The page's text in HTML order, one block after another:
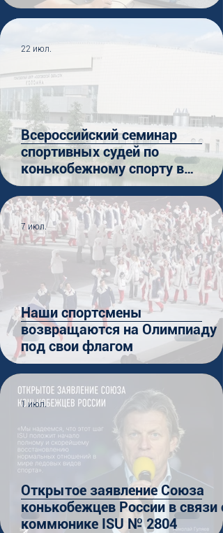
Всероссийский семинар
спортивных судей по
конькобежному спорту в
Коломне
22 июл.
Наши спортсмены
возвращаются на Олимпиаду
под свои флагом
7 июл.
Открытое заявление Союза
конькобежцев России в связи с
коммюнике ISU № 2804
1 июл.